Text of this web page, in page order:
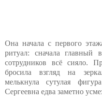
Она начала с первого
ритуал: сначала главный
сотрудников всё сияло.
бросила взгляд на
мелькнула сутулая
Сергеевна едва заметно